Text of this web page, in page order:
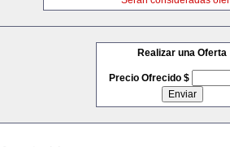
Realizar una Oferta
Precio Ofrecido $